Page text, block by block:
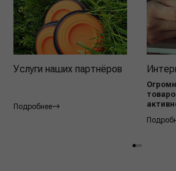
Услуги наших партнёров
Подробнее